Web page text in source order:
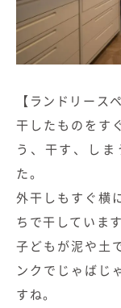
【ランドリース
干したものをす
う、干す、し
た。
外干しもすぐ横
ちで干しています
子どもが泥や土
ンクでじゃばじ
すね。